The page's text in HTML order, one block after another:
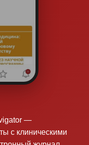
—
с клиническими